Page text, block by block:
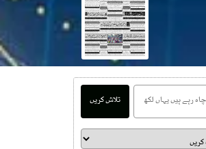
تلاش کریں